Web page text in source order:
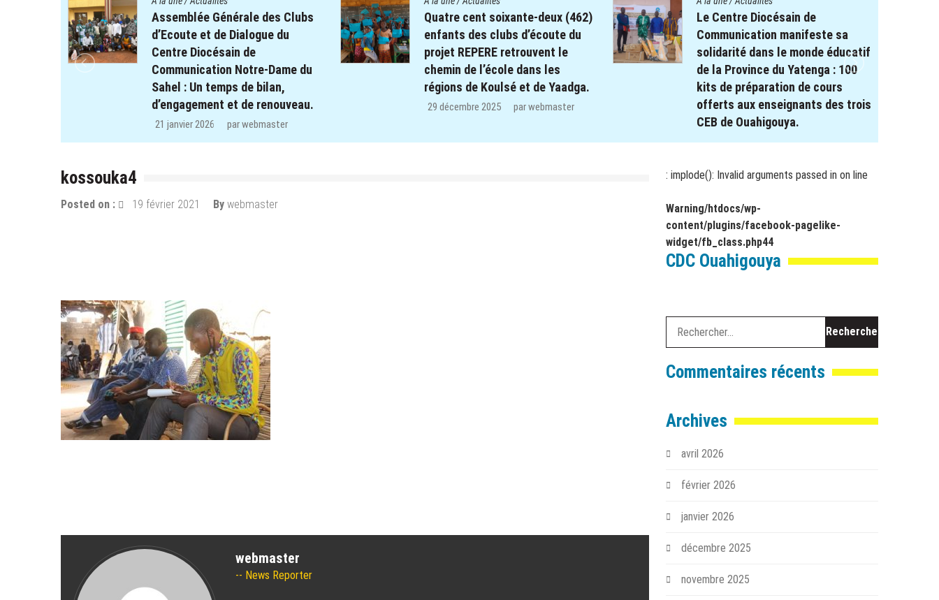
Quatre cent soixante-deux (462)
enfants des clubs d’écoute du
projet REPERE retrouvent le
chemin de l’école dans les
régions de Koulsé et de Yaadga.
29 décembre 2025 parwebmaster
Le Centre Diocésain de
Communication manifeste sa
solidarité dans le monde éducatif
de la Province du Yatenga : 100
kits de préparation de cours
offerts aux enseignants des trois
26 décembre 2025 parwebmaster
Le projet REPERE soutient le
système éducatif : Remise de
Kits scolaires aux élèves à
besoin spécifique dans les
régions de Koulsé et du Yaadga .
17 novembre 2025 parwebmaster
kossouka4
Posted on : 19 février 2021 By webmaster
webmaster
News Reporter
: implode(): Invalid arguments passed in on line
Warning/htdocs/wp-
content/plugins/facebook-pagelike-
widget/fb_class.php44
CDC Ouahigouya
Commentaires récents
Archives
avril 2026
février 2026
janvier 2026
décembre 2025
novembre 2025